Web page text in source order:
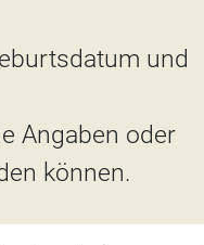
und
Angaben oder
können.